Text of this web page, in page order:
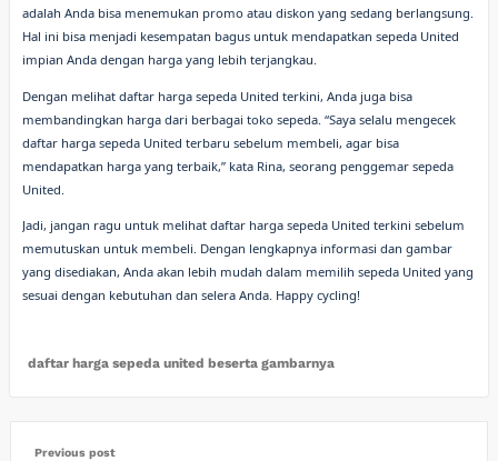
adalah Anda bisa menemukan promo atau diskon yang sedang berlangsung.
Hal ini bisa menjadi kesempatan bagus untuk mendapatkan sepeda United
impian Anda dengan harga yang lebih terjangkau.
Dengan melihat daftar harga sepeda United terkini, Anda juga bisa
membandingkan harga dari berbagai toko sepeda. “Saya selalu mengecek
daftar harga sepeda United terbaru sebelum membeli, agar bisa
mendapatkan harga yang terbaik,” kata Rina, seorang penggemar sepeda
United.
Jadi, jangan ragu untuk melihat daftar harga sepeda United terkini sebelum
memutuskan untuk membeli. Dengan lengkapnya informasi dan gambar
yang disediakan, Anda akan lebih mudah dalam memilih sepeda United yang
sesuai dengan kebutuhan dan selera Anda. Happy cycling!
daftar harga sepeda united beserta gambarnya
Previous post